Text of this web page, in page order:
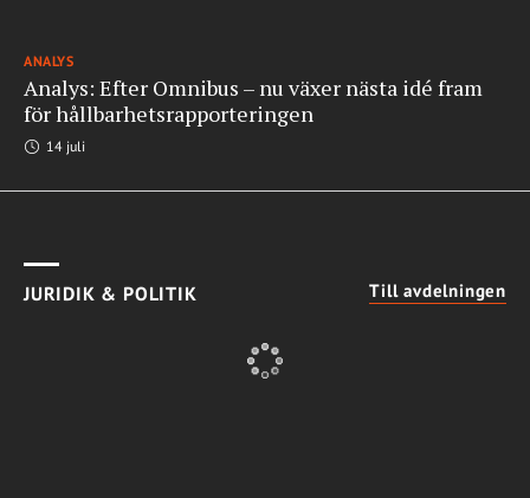
ANALYS
Analys: Efter Omnibus – nu växer nästa idé fram
för hållbarhetsrapporteringen
14 juli
JURIDIK & POLITIK Till avdelningen